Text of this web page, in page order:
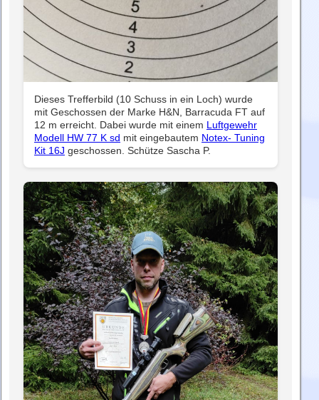
Dieses Trefferbild (10 Schuss in ein Loch) wurde
mit Geschossen der Marke H&N, Barracuda FT auf
12 m erreicht. Dabei wurde mit einem Luftgewehr
Modell HW 77 K sd mit eingebautem Notex- Tuning
Kit 16J geschossen. Schütze Sascha P.